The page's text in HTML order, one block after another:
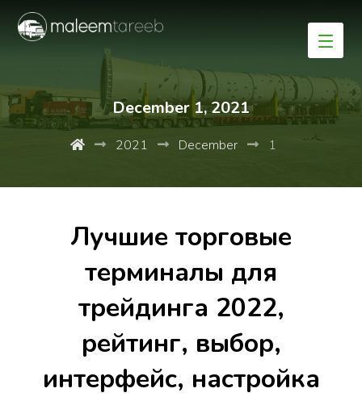
December 1, 2021
2021 December 1
Лучшие торговые
терминалы для
трейдинга 2022,
рейтинг, выбор,
интерфейс, настройка